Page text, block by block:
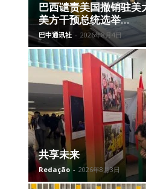
巴西谴责美国撤销驻美
美方干预总统选举...
巴中通讯社 - 2026年8月4日
共享未来
Redação - 2026年8月3日